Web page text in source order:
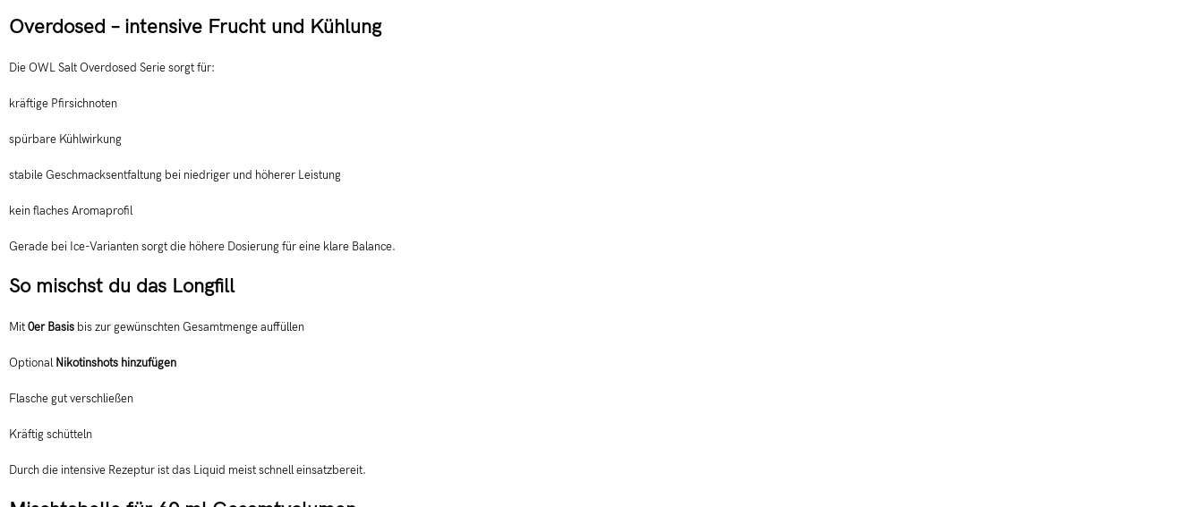
Overdosed – intensive Frucht und Kühlung
Die OWL Salt Overdosed Serie sorgt für:
kräftige Pfirsichnoten
spürbare Kühlwirkung
stabile Geschmacksentfaltung bei niedriger und höherer Leistung
kein flaches Aromaprofil
Gerade bei Ice-Varianten sorgt die höhere Dosierung für eine klare Balance.
So mischst du das Longfill
Mit0er Basis bis zur gewünschten Gesamtmenge auffüllen
OptionalNikotinshots hinzufügen
Flasche gut verschließen
Kräftig schütteln
Durch die intensive Rezeptur ist das Liquid meist schnell einsatzbereit.